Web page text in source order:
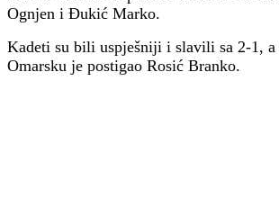
Ognjen i Đukić Marko.
Kadeti su bili uspješniji i slavili sa 2-1, a
Omarsku je postigao Rosić Branko.